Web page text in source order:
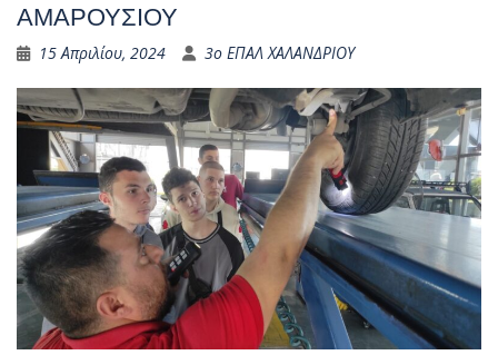
ΑΜΑΡΟΥΣΙΟΥ
15 Απριλίου, 2024 3ο ΕΠΑΛ ΧΑΛΑΝΔΡΙΟΥ